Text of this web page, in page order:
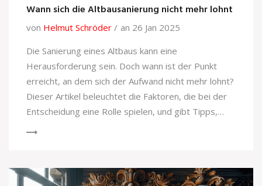
Wann sich die Altbausanierung nicht mehr lohnt
von Helmut Schröder
an 26 Jan 2025
Die Sanierung eines Altbaus kann eine
Herausforderung sein. Doch wann ist der Punkt
erreicht, an dem sich der Aufwand nicht mehr lohnt?
Dieser Artikel beleuchtet die Faktoren, die bei der
Entscheidung eine Rolle spielen, und gibt Tipps,
zahlreich.